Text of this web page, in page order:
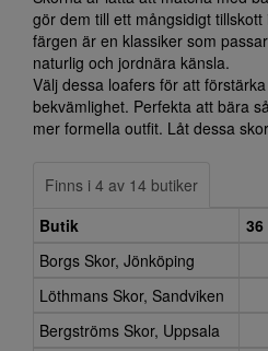
gör dem till ett mångsidigt
färgen är en klassiker som
naturlig och jordnära känsla.
Välj dessa loafers för att
bekvämlighet. Perfekta att bära
mer formella outfit. Låt dessa
Finns i 4 av 14 butiker
Butik
36
Borgs Skor, Jönköping
Löthmans Skor, Sandviken
Bergströms Skor, Uppsala